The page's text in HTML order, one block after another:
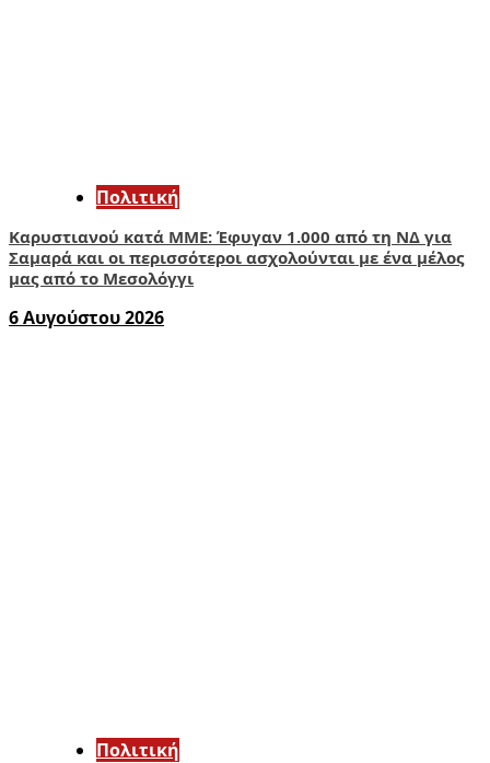
Πολιτική
Καρυστιανού κατά ΜΜΕ: Έφυγαν 1.000 από τη ΝΔ για
Σαμαρά και οι περισσότεροι ασχολούνται με ένα μέλος
μας από το Μεσολόγγι
6 Αυγούστου 2026
Πολιτική